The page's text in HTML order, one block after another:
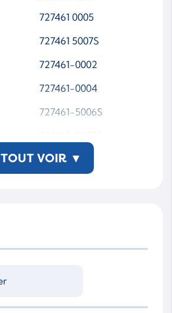
727461 0005
727461 5007S
727461-0002
727461-0004
727461-5006S
7274610003
742693 5003S
TOUT VOIR ▾